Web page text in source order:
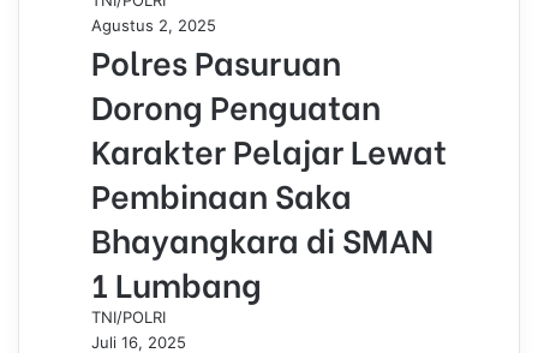
Agustus 2, 2025
Polres Pasuruan
Dorong Penguatan
Karakter Pelajar Lewat
Pembinaan Saka
Bhayangkara di SMAN
1 Lumbang
TNI/POLRI
Juli 16, 2025